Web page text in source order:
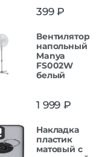
399₽
Вентилятор
напольный
Manya
FS002W
белый
1 999 ₽
Накладка
пластик
матовый с